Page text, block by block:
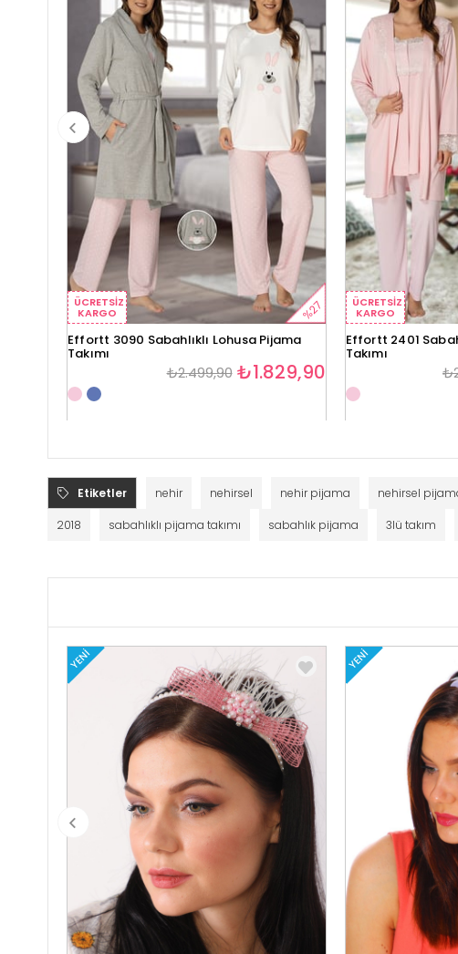
ÜCRETSIZ
KARGO %27
Effortt 3090 Sabahlıklı Lohusa Pijama
Takımı
₺1.829,90
₺2.499,90
ÜCRETSIZ
KARGO
Effortt 2401
Takımı
Etiketler nehir nehirsel nehir pijama nehirsel
2018 sabahlıklı pijama takımı sabahlık pijama 3lü takım
YENI YENI